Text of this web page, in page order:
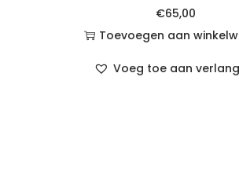
€65,00
Toevoegen aan
Voeg toe aan